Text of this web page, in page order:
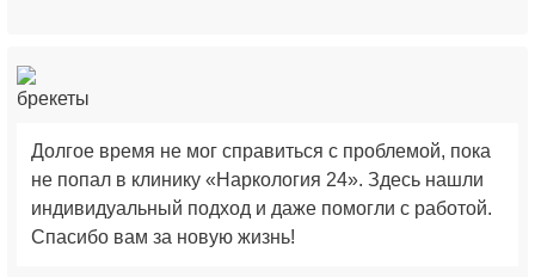
Долгое время не мог справиться с проблемой, пока
не попал в клинику «Наркология 24». Здесь нашли
индивидуальный подход и даже помогли с работой.
Спасибо вам за новую жизнь!